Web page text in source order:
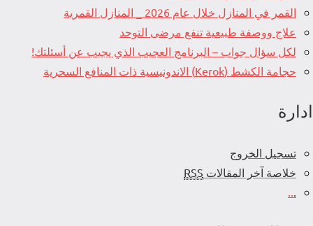
القمر في المنازل خلال عام 2026 _ المنازل القمرية
علاج ووصفة طبيعية تنفع مرضى التوحد
لكل سؤال جواب – البرنامج العجيب الذي يجيب عن أسئلتك!
حجامة الكشط (Kerok) الاندونيسية ذات المنافع السحرية
ادارة
تسجيل الخروج
خلاصة آخر المقالات RSS